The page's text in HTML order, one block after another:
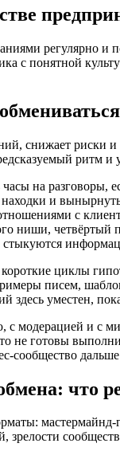
регулярно
с понятной
снижает риски и
ритм и
часы на
и
с
ниши, четвёртый
циклы
писем,
здесь уместен,
с модерацией и с
не готовы
сообщество
что
зрелости